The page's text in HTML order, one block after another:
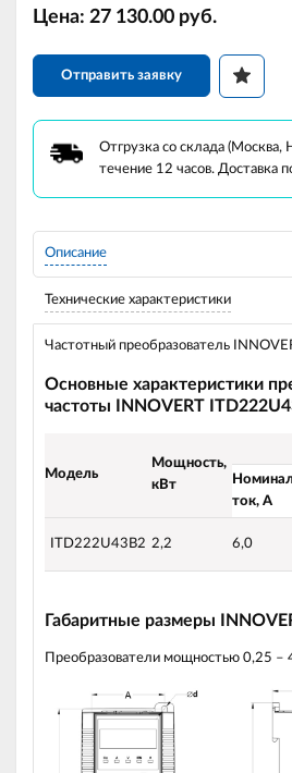
Цена: 27 130.00 руб.
Отправить заявку
Отгрузка со склада (Москва,
течение 12 часов. Доставка
Описание
Технические характеристики
Частотный преобразователь
Основные характеристики
частоты INNOVERT
Модель
Мощность,
кВт
ток, А
ITD222U43B2 2,2 6,0
Габаритные размеры
Преобразователи мощностью 0,25 –